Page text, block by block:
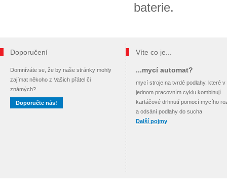
baterie.
Doporučení
Domníváte se, že by naše stránky mohly
zajímat někoho z Vašich přátel či
známých?
Doporučte nás!
Víte co je...
...mycí automat?
mycí stroje na tvrdé podlahy, které v
jednom pracovním cyklu kombinují
kartáčové drhnutí pomocí mycího
a odsání podlahy do sucha
Další pojmy